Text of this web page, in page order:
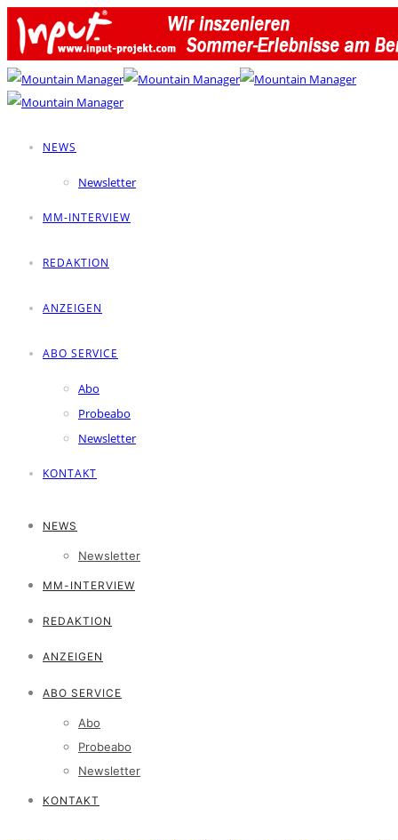
NEWS
Newsletter
MM-INTERVIEW
REDAKTION
ANZEIGEN
ABO SERVICE
Abo
Probeabo
Newsletter
KONTAKT
NEWS
Newsletter
MM-INTERVIEW
REDAKTION
ANZEIGEN
ABO SERVICE
Abo
Probeabo
Newsletter
KONTAKT